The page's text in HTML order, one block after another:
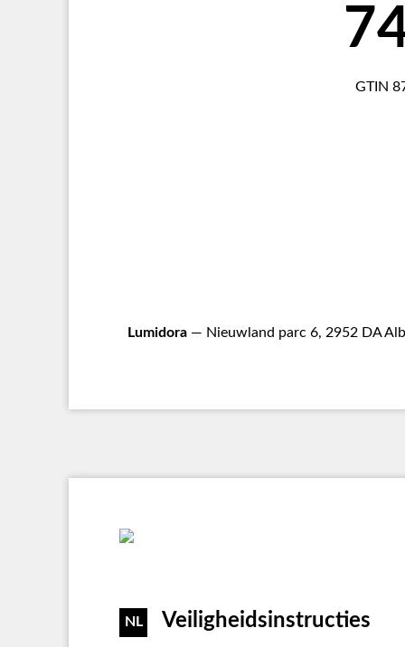
GTIN
Lumidora — Nieuwland parc 6, 2952 DA
NL Veiligheidsinstructies